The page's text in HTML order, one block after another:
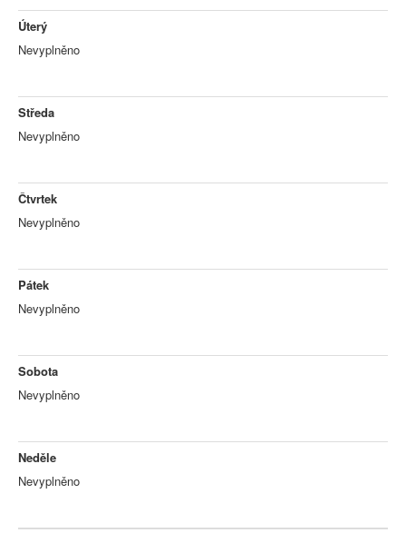
Úterý
Nevyplněno
Středa
Nevyplněno
Čtvrtek
Nevyplněno
Pátek
Nevyplněno
Sobota
Nevyplněno
Neděle
Nevyplněno